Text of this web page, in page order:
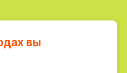
вы